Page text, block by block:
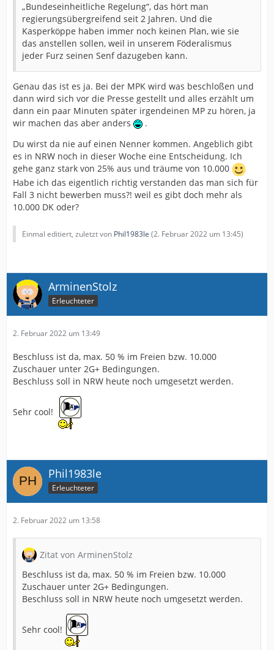
„Bundeseinheitliche Regelung“, das hört man
regierungsübergreifend seit 2 Jahren. Und die
Kasperköppe haben immer noch keinen Plan, wie sie
das anstellen sollen, weil in unserem Föderalismus
jeder Furz seinen Senf dazugeben kann.
Genau das ist es ja. Bei der MPK wird was beschloßen und
dann wird sich vor die Presse gestellt und alles erzählt um
dann ein paar Minuten später irgendeinen MP zu hören, ja
wir machen das aber anders
.
Du wirst da nie auf einen Nenner kommen. Angeblich gibt
es in NRW noch in dieser Woche eine Entscheidung. Ich
gehe ganz stark von 25% aus und träume von 10.000
Habe ich das eigentlich richtig verstanden das man sich für
Fall 3 nicht bewerben muss?! weil es gibt doch mehr als
10.000 DK oder?
Einmal editiert, zuletzt von Phil1983le (2. Februar 2022 um 13:45)
ArminenStolz
Erleuchteter
2. Februar 2022 um 13:49
Beschluss ist da, max. 50 % im Freien bzw. 10.000
Zuschauer unter 2G+ Bedingungen.
Beschluss soll in NRW heute noch umgesetzt werden.
Sehr cool!
Phil1983le
Erleuchteter
2. Februar 2022 um 13:58
Zitat von ArminenStolz
Beschluss ist da, max. 50 % im Freien bzw. 10.000
Zuschauer unter 2G+ Bedingungen.
Beschluss soll in NRW heute noch umgesetzt werden.
Sehr cool!